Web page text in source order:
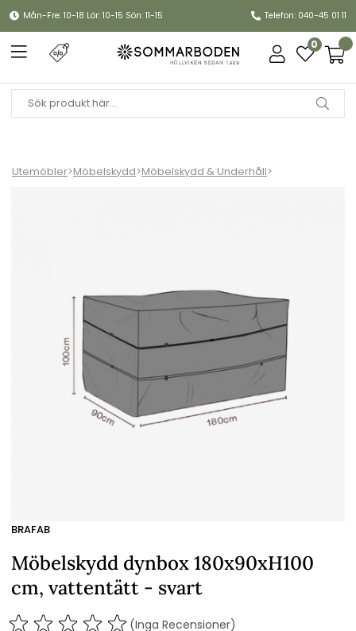
Mån-Fre: 10-18 Lör: 10-15 Sön: 11-15 Telefon: 040-45 01 11
0
Utemöbler>Möbelskydd>Möbelskydd & Underhåll>
BRAFAB
Möbelskydd dynbox 180x90xH100
cm, vattentätt - svart
(Inga Recensioner)